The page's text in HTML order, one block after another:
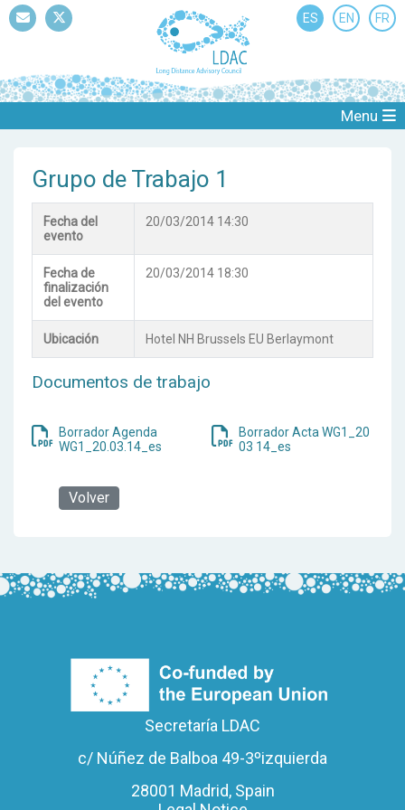
ES EN FR
Menu
Grupo de Trabajo 1
Documentos de trabajo
Borrador Agenda
WG1_20.03.14_es
Borrador Acta WG1_20
03 14_es
Fecha del
evento
20/03/2014 14:30
Fecha de
finalización
del evento
20/03/2014 18:30
Ubicación Hotel NH Brussels EU Berlaymont
Volver
Secretaría LDAC
c/ Núñez de Balboa 49-3ºizquierda
28001 Madrid, Spain